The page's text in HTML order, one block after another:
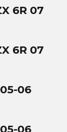
6R 07
6R 07
06
06